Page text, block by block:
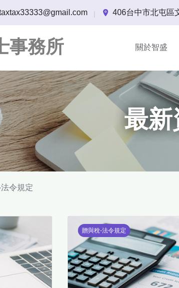
| 406台中市北屯區
事務所 關於智盛
最新
令規定
贈與稅-法令規定